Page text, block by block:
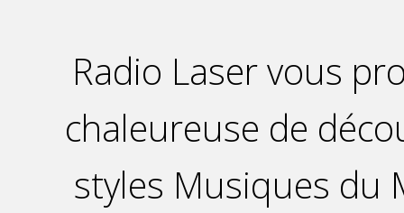
Radio Laser vous
chaleureuse de
styles Musiques du